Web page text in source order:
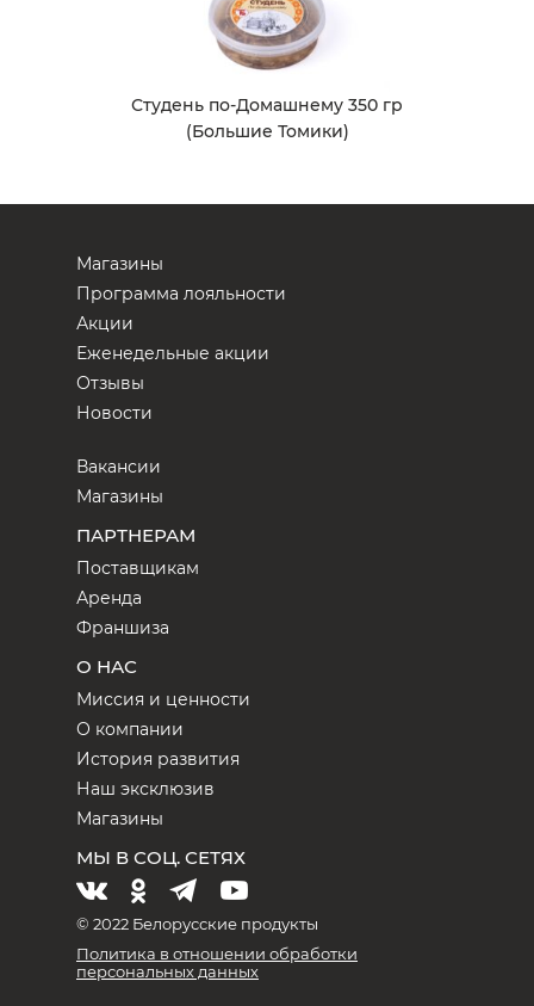
Студень по-Домашнему 350 гр
(Большие Томики)
Магазины
Программа лояльности
Акции
Еженедельные акции
Отзывы
Новости
Вакансии
Магазины
ПАРТНЕРАМ
Поставщикам
Аренда
Франшиза
О НАС
Миссия и ценности
О компании
История развития
Наш эксклюзив
Магазины
МЫ В СОЦ. СЕТЯХ
© 2022 Белорусские продукты
Политика в отношении обработки
персональных данных